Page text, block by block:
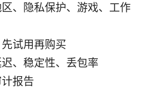
、隐私保护、游戏、工作
试用再购买
、稳定性、丢包率
报告